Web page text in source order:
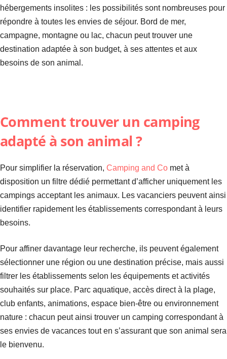
hébergements insolites : les possibilités sont nombreuses pour
répondre à toutes les envies de séjour. Bord de mer,
campagne, montagne ou lac, chacun peut trouver une
destination adaptée à son budget, à ses attentes et aux
besoins de son animal.
Comment trouver un camping
adapté à son animal ?
Pour simplifier la réservation, Camping and Co met à
disposition un filtre dédié permettant d’afficher uniquement les
campings acceptant les animaux. Les vacanciers peuvent ainsi
identifier rapidement les établissements correspondant à leurs
besoins.
Pour affiner davantage leur recherche, ils peuvent également
sélectionner une région ou une destination précise, mais aussi
filtrer les établissements selon les équipements et activités
souhaités sur place. Parc aquatique, accès direct à la plage,
club enfants, animations, espace bien-être ou environnement
nature : chacun peut ainsi trouver un camping correspondant à
ses envies de vacances tout en s’assurant que son animal sera
le bienvenu.